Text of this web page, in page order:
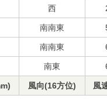
西
南南東
南南東
南東
風向(16方位) 風